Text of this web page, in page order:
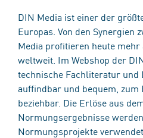
DIN Media ist einer der
Europas. Von den Synergien
Media profitieren heute mehr
weltweit. Im Webshop der
technische Fachliteratur
auffindbar und bequem, zum
beziehbar. Die Erlöse aus
Normungsergebnisse
Normungsprojekte verwendet.